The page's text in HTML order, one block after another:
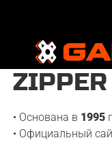
• Основана в 1995
• Официальный